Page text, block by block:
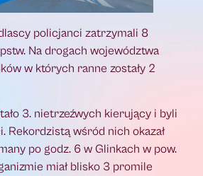
policjanci zatrzymali 8
Na drogach województwa
w których ranne zostały 2
3. nietrzeźwych kierujący i byli
Rekordzistą wśród nich okazał
po godz. 6 w Glinkach w pow.
miał blisko 3 promile